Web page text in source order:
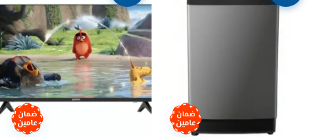
ضمان
عامين
ضمان
عامين